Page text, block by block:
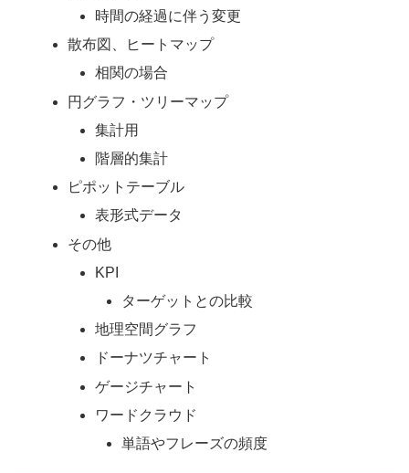
時間の経過に伴う変更
散布図、ヒートマップ
相関の場合
円グラフ・ツリーマップ
集計用
階層的集計
ピポットテーブル
表形式データ
その他
KPI
ターゲットとの比較
地理空間グラフ
ドーナツチャート
ゲージチャート
ワードクラウド
単語やフレーズの頻度